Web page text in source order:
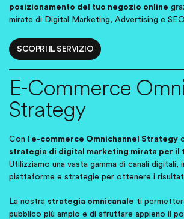
posizionamento del tuo negozio online
mirate di Digital Marketing, Advertising e
SCOPRI IL SERVIZIO
E-Commerce
Strategy
Con l’e-commerce Omnichannel Strategy
strategia di digital marketing mirata per il
Utilizziamo una vasta gamma di canali digitali,
piattaforme e strategie per ottenere i
La nostra strategia omnicanale ti
pubblico più ampio e di sfruttare appieno il